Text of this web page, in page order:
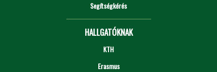
Segítségkérés
HALLGATÓKNAK
KTH
Erasmus